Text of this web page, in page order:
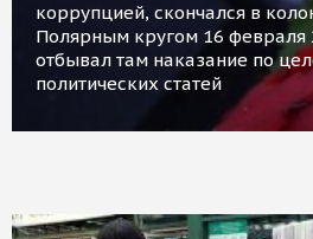
коррупцией, скончался в
Полярным кругом 16 февраля
отбывал там наказание по
политических статей